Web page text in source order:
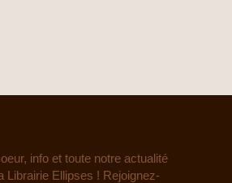
info et toute notre actualité
Librairie Ellipses ! Rejoignez-